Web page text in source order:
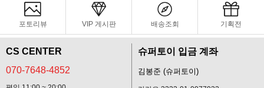
포토리뷰 VIP 게시판 배송조회 기획전
CS CENTER
070-7648-4852
슈퍼토이 입금 계좌
김봉준 (슈퍼토이)